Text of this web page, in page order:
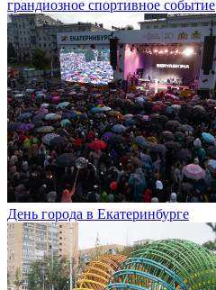
грандиозное спортивное событие
День города в Екатеринбурге